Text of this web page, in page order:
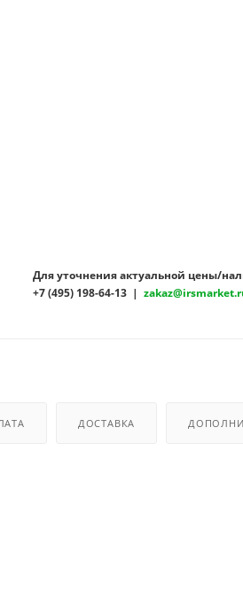
Для уточнения актуальной цены/
+7 (495) 198-64-13 |
ДОСТАВКА